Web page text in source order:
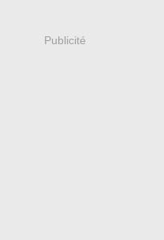
Publicité